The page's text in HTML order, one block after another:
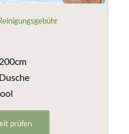
prüfen